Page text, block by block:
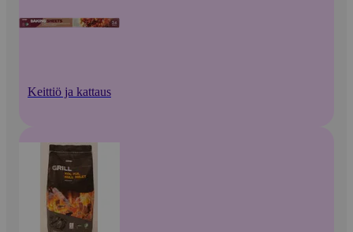
Keittiö ja kattaus